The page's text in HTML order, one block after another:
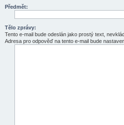
Předmět:
Tělo zprávy:
Tento e-mail bude odeslán jako prostý text,
Adresa pro odpověď na tento e-mail bude